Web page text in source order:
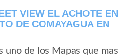
VIEW EL ACHOTE EN
DE COMAYAGUA EN
uno de los Mapas que mas